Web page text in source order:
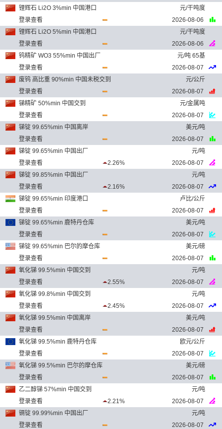
锂辉石 Li2O 3%min 中国港口
元/干吨度
登录查看
2026-08-06
锂辉石 Li2O 5%min 中国港口
元/干吨度
登录查看
2026-08-06
钨精矿 WO3 55%min 中国出厂
元/吨 65基
登录查看
2026-08-07
废钨 高比重 90%min 中国未税交到
元/公斤
登录查看
2026-08-07
锑精矿 50%min 中国交到
元/金属吨
登录查看
2026-08-07
锑锭 99.65%min 中国离岸
美元/吨
登录查看
2026-08-07
锑锭 99.65%min 中国出厂
元/吨
登录查看
2.26%
2026-08-07
锑锭 99.85%min 中国出厂
元/吨
登录查看
2.16%
2026-08-07
锑锭 99.65%min 印度港口
卢比/公斤
登录查看
2026-08-07
锑锭 99.65%min 鹿特丹仓库
美元/吨
登录查看
2026-08-07
锑锭 99.65%min 巴尔的摩仓库
美元/磅
登录查看
2026-08-07
氧化锑 99.5%min 中国交到
元/吨
登录查看
2.55%
2026-08-07
氧化锑 99.8%min 中国交到
元/吨
登录查看
2.45%
2026-08-07
氧化锑 99.5%min 中国离岸
美元/吨
登录查看
2026-08-07
氧化锑 99.5%min 鹿特丹仓库
欧元/公斤
登录查看
2026-08-07
氧化锑 99.5%min 巴尔的摩仓库
美元/磅
登录查看
2026-08-07
乙二醇锑 57%min 中国交到
元/吨
登录查看
2.21%
2026-08-07
镉锭 99.99%min 中国出厂
元/吨
登录查看
2026-08-07